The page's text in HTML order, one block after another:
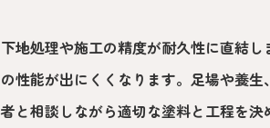
下地処理や施工の精度が耐久性に直結
の性能が出にくくなります。足場や養
者と相談しながら適切な塗料と工程を決